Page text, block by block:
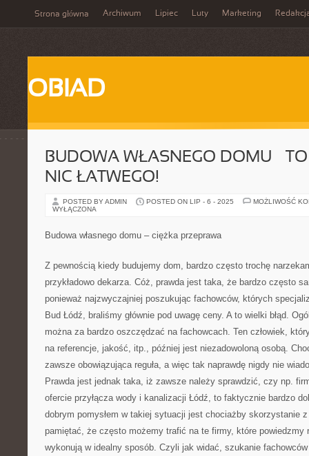
Strona główna Archiwum Lipiec Luty Marketing
OBIAD
BUDOWA WŁASNEGO DOMU –
NIC ŁATWEGO!
POSTED BY ADMIN POSTED ON LIP - 6 - 2025
MOŻLIWOŚĆ
WYŁĄCZONA
Budowa własnego domu – ciężka przeprawa
Z pewnością kiedy budujemy dom, bardzo często trochę
przykładowo dekarza. Cóż, prawda jest taka, że bardzo często
ponieważ najzwyczajniej poszukując fachowców, których
Bud Łódź, braliśmy głównie pod uwagę ceny. A to wielki błąd.
można za bardzo oszczędzać na fachowcach. Ten człowiek,
na referencje, jakość, itp., później jest niezadowoloną osobą.
zawsze obowiązująca reguła, a więc tak naprawdę nigdy nie
Prawda jest jednak taka, iż zawsze należy sprawdzić, czy np.
ofercie przyłącza wody i kanalizacji Łódź, to faktycznie bardzo
dobrym pomysłem w takiej sytuacji jest chociażby skorzystanie
pamiętać, że często możemy trafić na te firmy, które powiedzmy
wykonują w idealny sposób. Czyli jak widać, szukanie